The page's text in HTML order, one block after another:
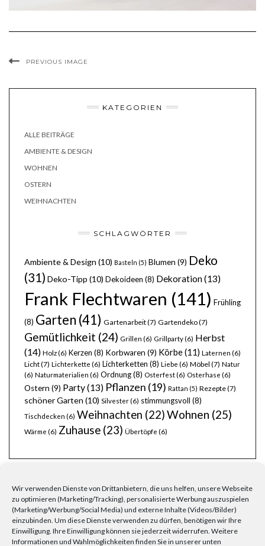
Wir verwenden Dienste von Drittanbietern, die uns helfen, unsere Webseite
zu optimieren (Marketing/Tracking), personalisierte Werbung auszuspielen
(Marketing/Werbung/Social Media) und externe Inhalte (Videos/Bilder)
einzubinden. Um diese Dienste verwenden zu dürfen, benötigen wir Ihre
Einwilligung. Ihre Einwilligung können sie jederzeit widerrufen. Weitere
Informationen und Wahlmöglichkeiten finden Sie in unserer unten
PREVIOUS IMAGE
KATEGORIEN
ALLE BEITRÄGE
AMBIENTE & DESIGN
WOHNEN
OSTERN
WEIHNACHTEN
SCHLAGWÖRTER
Ambiente & Design (10) Basteln (5) Blumen (9) Deko
(31) Deko-Tipp (10) Dekoideen (8) Dekoration(13)
Frank Flechtwaren (141) Frühling
(8) Garten (41) Gartenarbeit(7) Gartendeko(7)
Gemütlichkeit (24) Grillen (6) Grillparty(6) Herbst
(14) Holz(6) Kerzen (8) Korbwaren (9) Körbe(11) Laternen (6)
Licht(7) Lichterkette (6) Lichterketten (8) Liebe (6) Möbel (7) Natur
(6) Naturmaterialien (6) Ordnung(8) Osterfest(6) Osterhase (6)
Ostern (9) Party(13) Pflanzen (19) Rattan (5) Rezepte(7)
schöner Garten (10) Silvester(6) stimmungsvoll (8)
Tischdecken (6) Weihnachten (22)Wohnen (25)
Wärme (6) Zuhause (23) Übertöpfe (6)
FRAGEN, ANREGUNGEN, WÜNSCHE?